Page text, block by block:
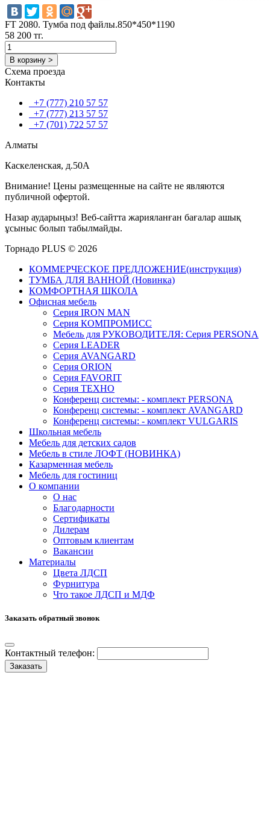
FT 2080. Тумба под файлы.850*450*1190
58 200 тг.
В корзину >
Схема проезда
Контакты
+7 (777) 210 57 57
+7 (777) 213 57 57
+7 (701) 722 57 57
Алматы
Каскеленская, д.50А
Внимание! Цены размещенные на сайте не являются
публичной офертой.
Назар аударыңыз! Веб-сайтта жарияланған бағалар ашық
ұсыныс болып табылмайды.
Торнадо PLUS © 2026
КОММЕРЧЕСКОЕ ПРЕДЛОЖЕНИЕ(инструкция)
ТУМБА ДЛЯ ВАННОЙ (Новинка)
КОМФОРТНАЯ ШКОЛА
Офисная мебель
Серия IRON MAN
Серия КОМПРОМИСС
Мебель для РУКОВОДИТЕЛЯ: Серия PERSONA
Серия LEADER
Серия AVANGARD
Серия ORION
Серия FAVORIT
Серия ТЕХНО
Конференц системы: - комплект PERSONA
Конференц системы: - комплект AVANGARD
Конференц системы: - комплект VULGARIS
Школьная мебель
Мебель для детских садов
Мебель в стиле ЛОФТ (НОВИНКА)
Казарменная мебель
Мебель для гостиниц
О компании
О нас
Благодарности
Сертификаты
Дилерам
Оптовым клиентам
Вакансии
Материалы
Цвета ЛДСП
Фурнитура
Что такое ЛДСП и МДФ
Заказать обратный звонок
Контактный телефон:
Заказать